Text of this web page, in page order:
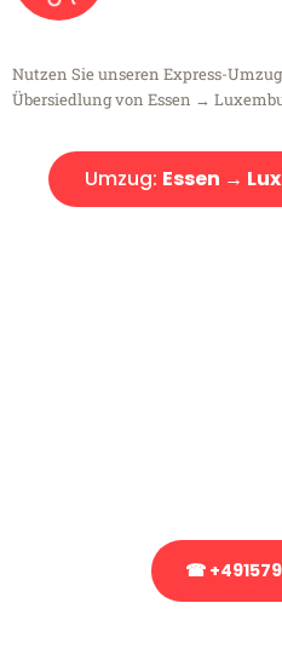
Nutzen Sie unseren Express-
Übersiedlung von Essen →
Umzug: Essen →
☎